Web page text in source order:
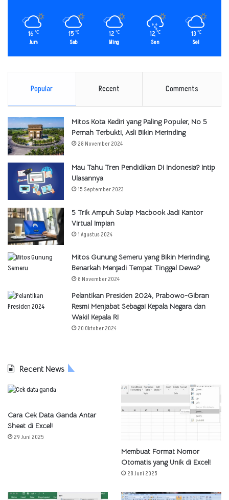
16 ℃
Jum
15 ℃
Sab
12 ℃
Ming
12℃
Sen
13 ℃
Sel
Popular Recent Comments
Mitos Kota Kediri yang Paling Populer, No 5
Pernah Terbukti, Asli Bikin Merinding
28 November 2024
Mau Tahu Tren Pendidikan Di Indonesia? Intip
Ulasannya
15 September 2023
5 Trik Ampuh Sulap Macbook Jadi Kantor
Virtual Impian
1 Agustus 2024
Mitos Gunung Semeru yang Bikin Merinding,
Benarkah Menjadi Tempat Tinggal Dewa?
8 November 2024
Pelantikan Presiden 2024, Prabowo-Gibran
Resmi Menjabat Sebagai Kepala Negara dan
Wakil Kepala RI
20 Oktober 2024
Recent News
Cara Cek Data Ganda Antar
Sheet di Excel!
29 Juni 2025
Membuat Format Nomor
Otomatis yang Unik di Excel!
28 Juni 2025